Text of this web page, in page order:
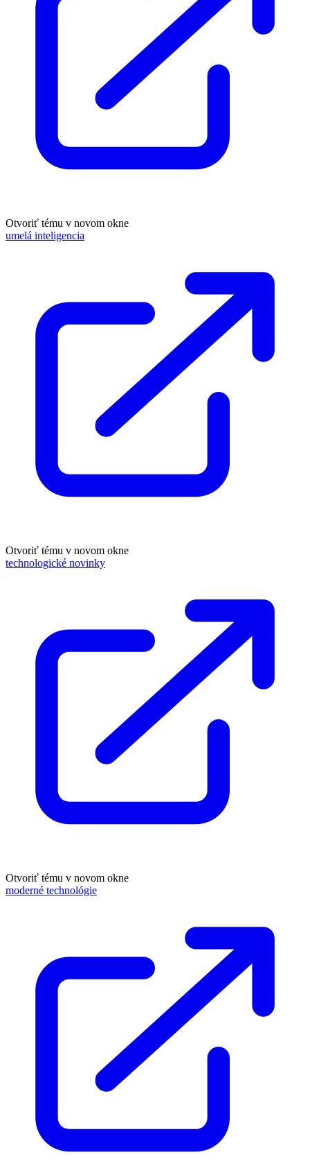
Otvoriť tému v novom okne
umelá inteligencia
Otvoriť tému v novom okne
technologické novinky
Otvoriť tému v novom okne
moderné technológie